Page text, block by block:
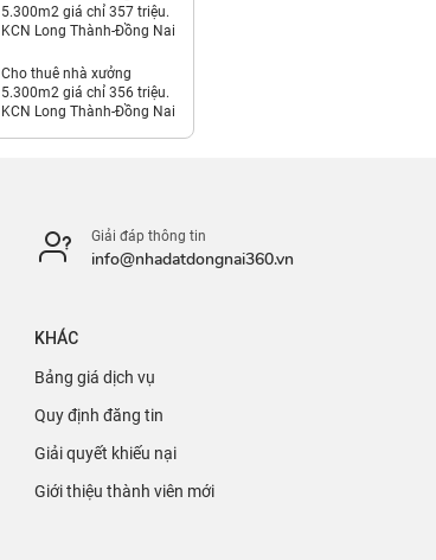
5.300m2 giá chỉ 357 triệu.
KCN Long Thành-Đồng Nai
Cho thuê nhà xưởng
5.300m2 giá chỉ 356 triệu.
KCN Long Thành-Đồng Nai
Giải đáp thông tin
info@nhadatdongnai360.vn
KHÁC
Bảng giá dịch vụ
Quy định đăng tin
Giải quyết khiếu nại
Giới thiệu thành viên mới